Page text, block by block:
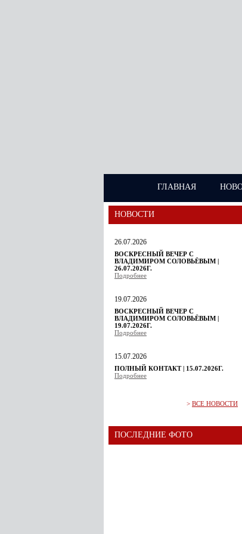
ГЛАВНАЯ
НОВОСТИ
26.07.2026
ВОСКРЕСНЫЙ ВЕЧЕР С
ВЛАДИМИРОМ СОЛОВЬЁВЫМ |
26.07.2026Г.
Подробнее
19.07.2026
ВОСКРЕСНЫЙ ВЕЧЕР С
ВЛАДИМИРОМ СОЛОВЬЁВЫМ |
19.07.2026Г.
Подробнее
15.07.2026
ПОЛНЫЙ КОНТАКТ | 15.07.2026Г.
Подробнее
> ВСЕ НОВОСТИ
ПОСЛЕДНИЕ ФОТО